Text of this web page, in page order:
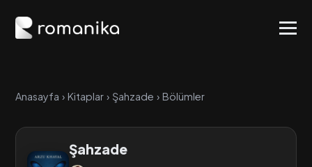
Anasayfa › Kitaplar › Şahzade › Bölümler
Şahzade